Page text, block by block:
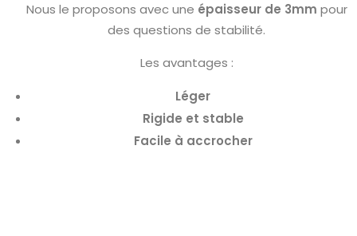
Nous le proposons avec une épaisseur de 3mm pour
des questions de stabilité.
Les avantages :
Léger
Rigide et stable
Facile à accrocher